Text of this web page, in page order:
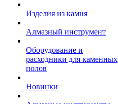
Изделия из камня
Алмазный инструмент
Оборудование и
расходники для каменных
полов
Новинки